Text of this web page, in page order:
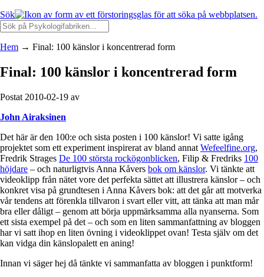
Sök
Hem → Final: 100 känslor i koncentrerad form
Final: 100 känslor i koncentrerad form
Postat 2010-02-19 av
John Airaksinen
Det här är den 100:e och sista posten i 100 känslor! Vi satte igång
projektet som ett experiment inspirerat av bland annat Wefeelfine.org,
Fredrik Strages De 100 största rockögonblicken, Filip & Fredriks 100
höjdare – och naturligtvis Anna Kåvers bok om känslor. Vi tänkte att
videoklipp från nätet vore det perfekta sättet att illustrera känslor – och
konkret visa på grundtesen i Anna Kåvers bok: att det går att motverka
vår tendens att förenkla tillvaron i svart eller vitt, att tänka att man mår
bra eller dåligt – genom att börja uppmärksamma alla nyanserna. Som
ett sista exempel på det – och som en liten sammanfattning av bloggen
har vi satt ihop en liten övning i videoklippet ovan! Testa själv om det
kan vidga din känslopalett en aning!
Innan vi säger hej då tänkte vi sammanfatta av bloggen i punktform!